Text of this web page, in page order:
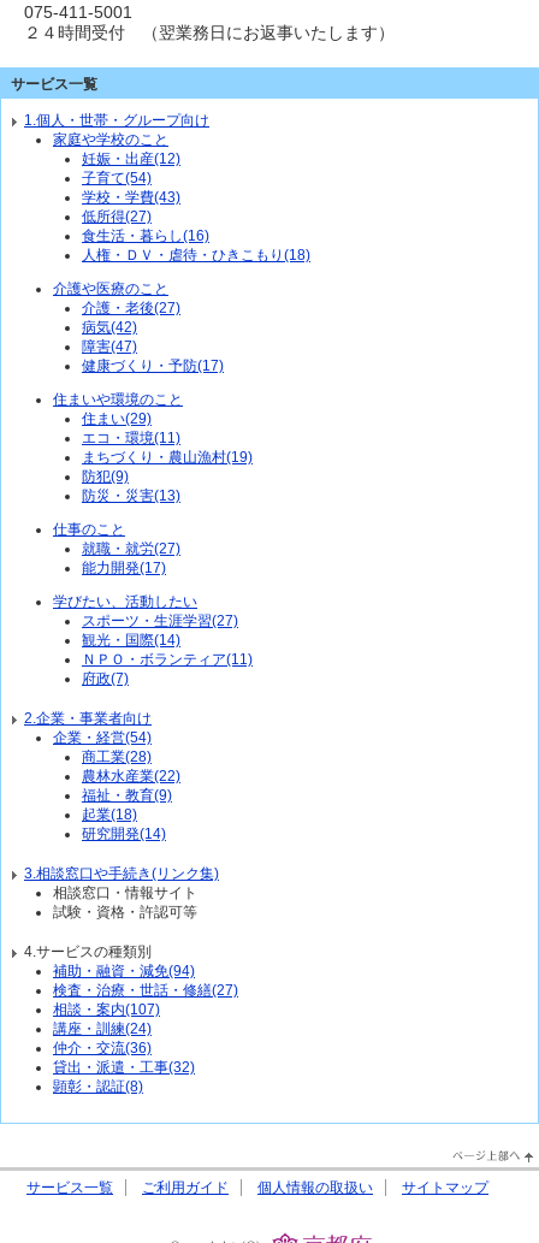
075-411-5001
２４時間受付 （翌業務日にお返事いたします）
サービス一覧
1.個人・世帯・グループ向け
家庭や学校のこと
妊娠・出産(12)
子育て(54)
学校・学費(43)
低所得(27)
食生活・暮らし(16)
人権・ＤＶ・虐待・ひきこもり(18)
介護や医療のこと
介護・老後(27)
病気(42)
障害(47)
健康づくり・予防(17)
住まいや環境のこと
住まい(29)
エコ・環境(11)
まちづくり・農山漁村(19)
防犯(9)
防災・災害(13)
仕事のこと
就職・就労(27)
能力開発(17)
学びたい、活動したい
スポーツ・生涯学習(27)
観光・国際(14)
ＮＰＯ・ボランティア(11)
府政(7)
2.企業・事業者向け
企業・経営(54)
商工業(28)
農林水産業(22)
福祉・教育(9)
起業(18)
研究開発(14)
3.相談窓口や手続き(リンク集)
相談窓口・情報サイト
試験・資格・許認可等
4.サービスの種類別
補助・融資・減免(94)
検査・治療・世話・修繕(27)
相談・案内(107)
講座・訓練(24)
仲介・交流(36)
貸出・派遣・工事(32)
顕彰・認証(8)
PageTop↑
サービス一覧 ご利用ガイド 個人情報の取扱い サイトマップ